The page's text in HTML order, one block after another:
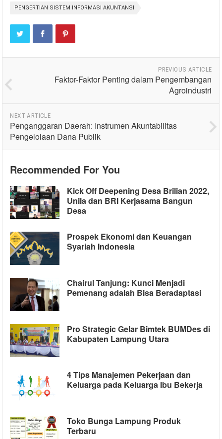
PENGERTIAN SISTEM INFORMASI AKUNTANSI
PREVIOUS ARTICLE
Faktor-Faktor Penting dalam Pengembangan
Agroindustri
NEXT ARTICLE
Penganggaran Daerah: Instrumen Akuntabilitas
Pengelolaan Dana Publik
Recommended For You
Kick Off Deepening Desa Brilian 2022,
Unila dan BRI Kerjasama Bangun
Desa
Prospek Ekonomi dan Keuangan
Syariah Indonesia
Chairul Tanjung: Kunci Menjadi
Pemenang adalah Bisa Beradaptasi
Pro Strategic Gelar Bimtek BUMDes di
Kabupaten Lampung Utara
4 Tips Manajemen Pekerjaan dan
Keluarga pada Keluarga Ibu Bekerja
Toko Bunga Lampung Produk
Terbaru